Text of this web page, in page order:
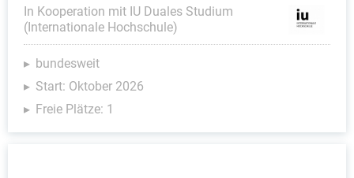
In Kooperation mit IU Duales Studium
(Internationale Hochschule)
bundesweit
Start: Oktober 2026
Freie Plätze: 1